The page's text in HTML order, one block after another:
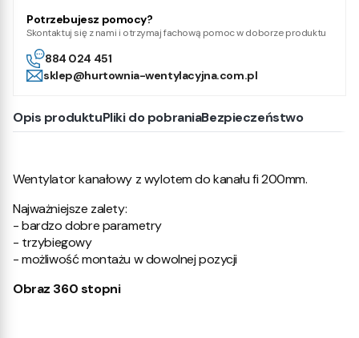
Potrzebujesz pomocy?
Skontaktuj się z nami i otrzymaj fachową pomoc w doborze produktu
884 024 451
sklep@hurtownia-wentylacyjna.com.pl
Opis produktuPliki do pobraniaBezpieczeństwo
Wentylator kanałowy z wylotem do kanału fi 200mm.
Najważniejsze zalety:
- bardzo dobre parametry
- trzybiegowy
- możliwość montażu w dowolnej pozycji
Obraz 360 stopni